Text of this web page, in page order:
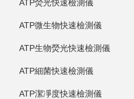
ATP熒光快速檢測儀
ATP微生物快速檢測儀
ATP生物熒光快速檢測儀
ATP細菌快速檢測儀
ATP潔凈度快速檢測儀